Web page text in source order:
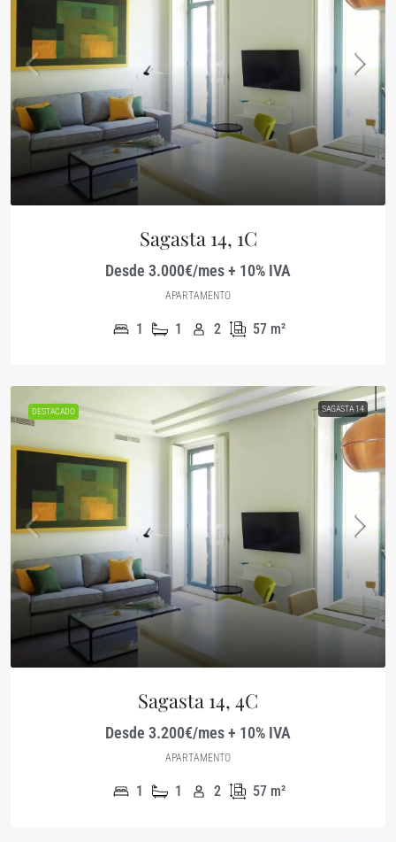
Sagasta 14, 1C
Desde 3.000€/mes + 10% IVA
APARTAMENTO
1 1 2 57 m²
DESTACADO SAGASTA 14
Sagasta 14, 4C
Desde 3.200€/mes + 10% IVA
APARTAMENTO
1 1 2 57 m²